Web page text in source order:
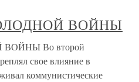
ВОЙНЫ
Во второй
свое влияние в
коммунистические